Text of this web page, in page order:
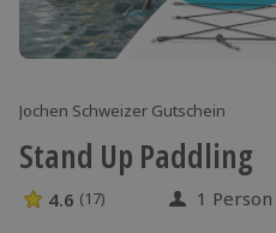
Jochen Schweizer Gutschein
Stand Up Paddling
4.6 Sterne von 5 aus 17
4.6 (17) 1 Person